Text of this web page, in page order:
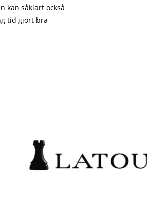
kan såklart också
tid gjort bra